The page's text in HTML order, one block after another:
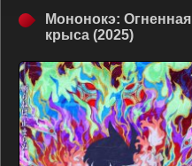
Мононокэ: Огненная
крыса (2025)